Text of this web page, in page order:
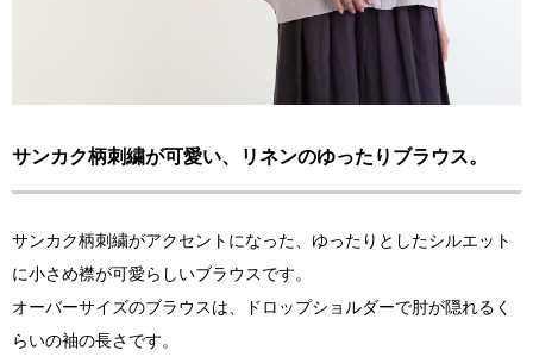
サンカク柄刺繍が可愛い、リネンのゆったりブラウス。
サンカク柄刺繍がアクセントになった、ゆったりとしたシルエット
に小さめ襟が可愛らしいブラウスです。
オーバーサイズのブラウスは、ドロップショルダーで肘が隠れるく
らいの袖の長さです。